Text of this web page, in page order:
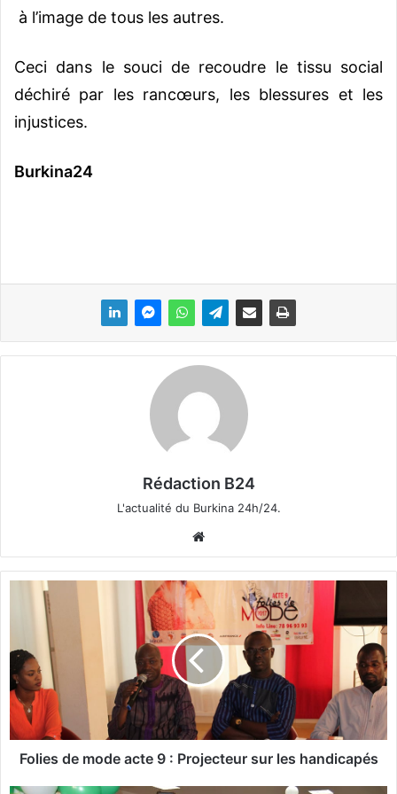
à l’image de tous les autres.
Ceci dans le souci de recoudre le tissu social
déchiré par les rancœurs, les blessures et les
injustices.
Burkina24
Rédaction B24
L'actualité du Burkina 24h/24.
bsi
te
s
d
e
m
Folies de mode acte 9 : Projecteur sur les handicapés